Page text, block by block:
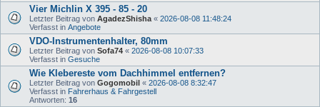
Vier Michlin X 395 - 85 - 20
Letzter Beitrag von AgadezShisha « 2026-08-08 11:48:24
Verfasst in Angebote
VDO-Instrumentenhalter, 80mm
Letzter Beitrag von Sofa74 « 2026-08-08 10:07:33
Verfasst in Gesuche
Wie Klebereste vom Dachhimmel entfernen?
Letzter Beitrag von Gogomobil « 2026-08-08 8:32:47
Verfasst in Fahrerhaus & Fahrgestell
Antworten: 16